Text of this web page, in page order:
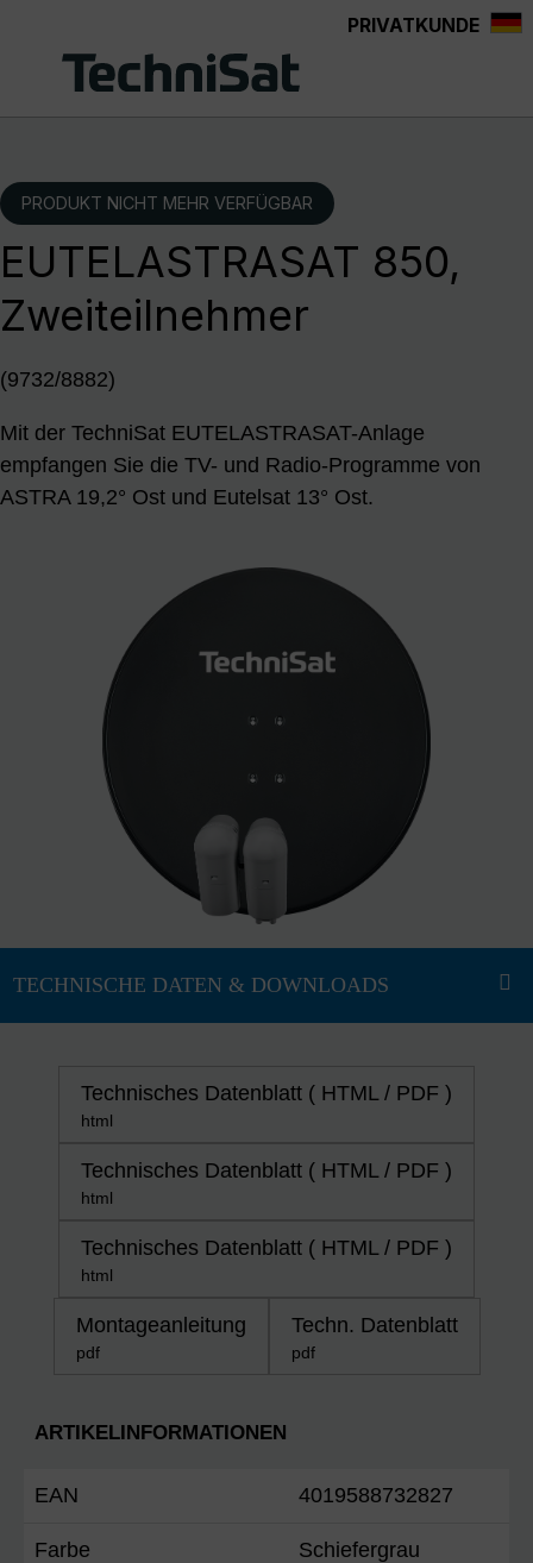
PRIVATKUNDE
PRODUKT NICHT MEHR VERFÜGBAR
EUTELASTRASAT 850,
Zweiteilnehmer
(9732/8882)
Mit der TechniSat EUTELASTRASAT-Anlage
empfangen Sie die TV- und Radio-Programme von
ASTRA 19,2° Ost und Eutelsat 13° Ost.
Technisches Datenblatt ( HTML / PDF )
html
Technisches Datenblatt ( HTML / PDF )
html
Technisches Datenblatt ( HTML / PDF )
html
Montageanleitung
pdf
Techn. Datenblatt
pdf
ARTIKELINFORMATIONEN
EAN 4019588732827
Farbe Schiefergrau